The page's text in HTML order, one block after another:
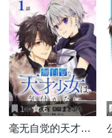
1 6
毫无自觉的天才少